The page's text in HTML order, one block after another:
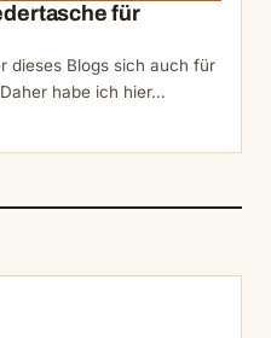
für
dieses Blogs sich auch für
habe ich hier…